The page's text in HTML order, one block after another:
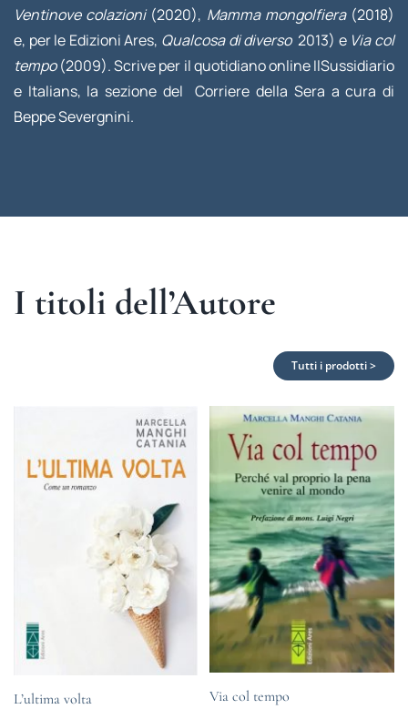
Ventinove colazioni(2020), Mamma mongolfiera(2018)
e, per le Edizioni Ares, Qualcosa di diverso 2013) e Via col
tempo(2009). Scrive per il quotidiano online IlSussidiario
e Italians, la sezione del Corriere della Sera a cura di
Beppe Severgnini.
I titoli dell’Autore
Tutti i prodotti >
L’ultima volta Via col tempo